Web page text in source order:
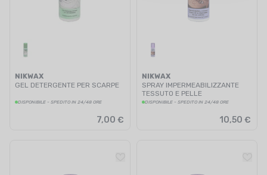
NIKWAX
GEL DETERGENTE PER SCARPE
DISPONIBILE - SPEDITO IN 24/48 ORE
7,00 €
NIKWAX
SPRAY IMPERMEABILIZZANTE
TESSUTO E PELLE
DISPONIBILE - SPEDITO IN 24/48 ORE
10,50 €